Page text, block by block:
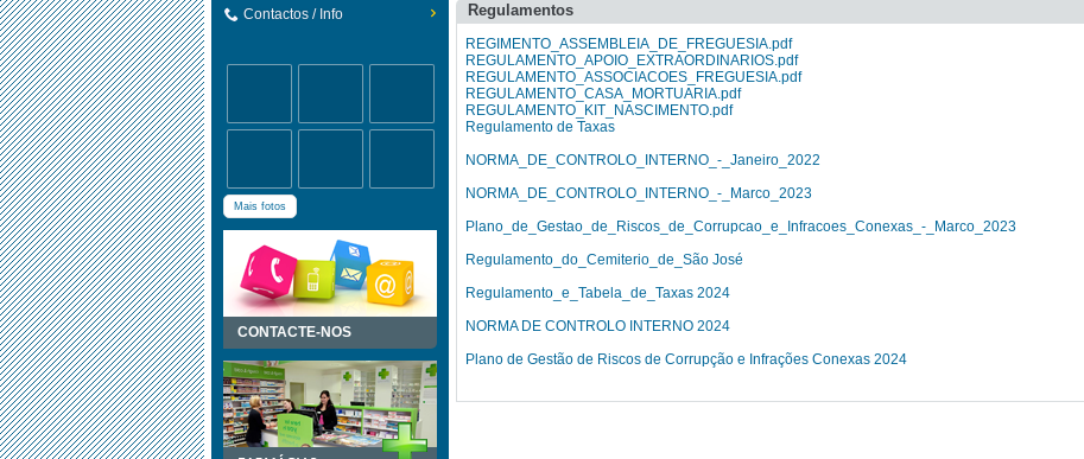
Contactos / Info
Mais fotos
CONTACTE-NOS
Regulamentos
REGIMENTO_ASSEMBLEIA_DE_FREGUESIA.pdf
REGULAMENTO_APOIO_EXTRAORDINARIOS.pdf
REGULAMENTO_ASSOCIACOES_FREGUESIA.pdf
REGULAMENTO_CASA_MORTUARIA.pdf
REGULAMENTO_KIT_NASCIMENTO.pdf
Regulamento de Taxas
NORMA_DE_CONTROLO_INTERNO_-_Janeiro_2022
NORMA_DE_CONTROLO_INTERNO_-_Marco_2023
Plano_de_Gestao_de_Riscos_de_Corrupcao_e_Infracoes_Conexas_-_Marco_2023
Regulamento_do_Cemiterio_de_São José
Regulamento_e_Tabela_de_Taxas 2024
NORMA DE CONTROLO INTERNO 2024
Plano de Gestão de Riscos de Corrupção e Infrações Conexas 2024